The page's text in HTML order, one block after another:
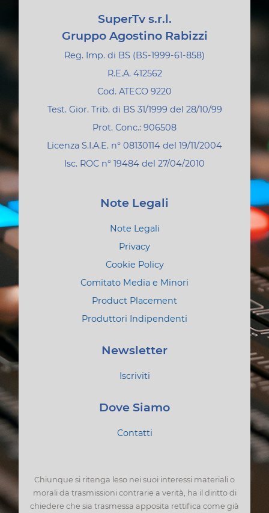
SuperTv s.r.l.
Gruppo Agostino Rabizzi
Reg. Imp. di BS (BS-1999-61-858)
R.E.A. 412562
Cod. ATECO 9220
Test. Gior. Trib. di BS 31/1999 del 28/10/99
Prot. Conc.: 906508
Licenza S.I.A.E. n° 08130114 del 19/11/2004
Isc. ROC n° 19484 del 27/04/2010
Note Legali
Note Legali
Privacy
Cookie Policy
Comitato Media e Minori
Product Placement
Produttori Indipendenti
Newsletter
Iscriviti
Dove Siamo
Contatti
Chiunque si ritenga leso nei suoi interessi materiali o
morali da trasmissioni contrarie a verità, ha il diritto di
chiedere che sia trasmessa apposita rettifica come già